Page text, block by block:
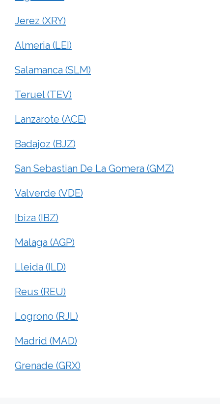
Jerez (XRY)
Almeria (LEI)
Salamanca (SLM)
Teruel (TEV)
Lanzarote (ACE)
Badajoz (BJZ)
San Sebastian De La Gomera (GMZ)
Valverde (VDE)
Ibiza (IBZ)
Malaga (AGP)
Lleida (ILD)
Reus (REU)
Logrono (RJL)
Madrid (MAD)
Grenade (GRX)